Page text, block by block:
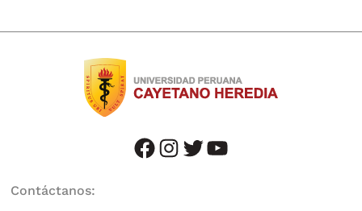
facebook instagram twitter youtube
Contáctanos: